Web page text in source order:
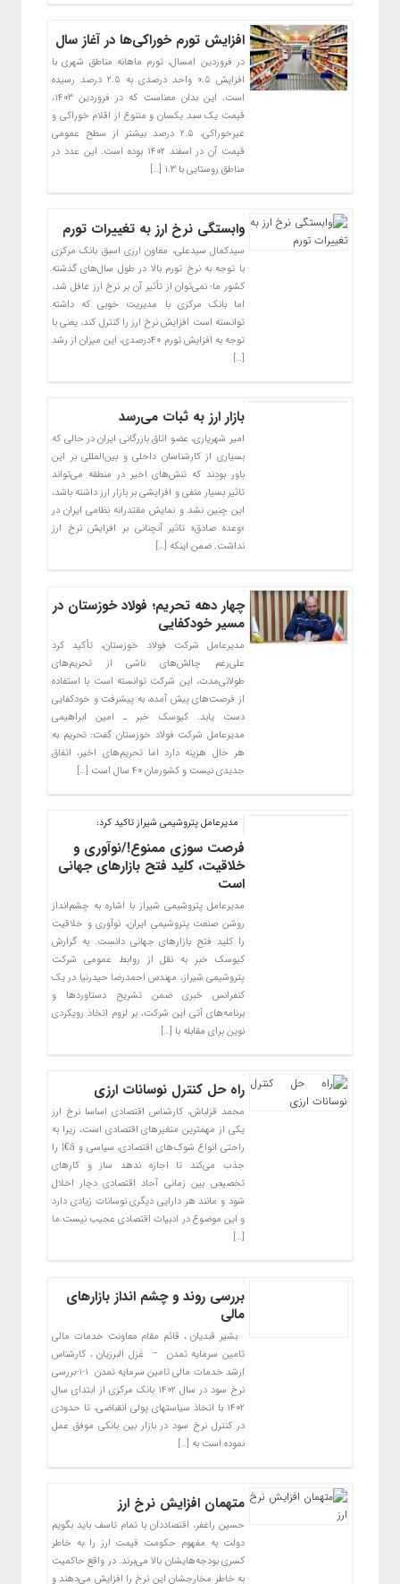
افزایش تورم خوراکی‌ها در آغاز سال
در فروردین امسال، تورم ماهانه مناطق شهری با
افزایش ۰.۵ واحد درصدی به ۲.۵ درصد رسیده
است. این بدان معناست که در فروردین ۱۴۰۳،
قیمت یک سبد یکسان و متنوع از اقلام خوراکی و
غیرخوراکی، ۲.۵ درصد بیشتر از سطح عمومی
قیمت آن در اسفند ۱۴۰۲ بوده است. این عدد در
مناطق روستایی با ۱.۳ […]
وابستگی نرخ ارز به تغییرات تورم
سیدکمال سیدعلی، معاون ارزی اسبق بانک ‌مرکزی
با توجه به نرخ تورم بالا در طول سال‌های گذشته
کشور ما؛ نمی‌توان از تأثیر آن بر نرخ ارز غافل شد،
اما بانک مرکزی با مدیریت خوبی که داشته
توانسته است افزایش نرخ ارز را کنترل کند، یعنی با
توجه به افزایش تورم ۴۰درصدی، این میزان از رشد
[…]
بازار ارز به ثبات می‌رسد
امیر شهریاری، عضو اتاق بازرگانی ایران در حالی که
بسیاری از کارشناسان داخلی و بین‌المللی بر این
باور بودند که تنش‌های اخیر در منطقه می‌تواند
تاثیر بسیار منفی و افزایشی بر بازار ارز داشته باشد،
این چنین نشد و نمایش مقتدرانه نظامی ایران در
«وعده صادق» تاثیر آنچنانی بر افزایش نرخ ارز
نداشت. ضمن اینکه […]
چهار دهه تحریم؛ فولاد خوزستان در
مسیر خودکفایی
مدیرعامل شرکت فولاد خوزستان، تأکید کرد
علی‌رغم چالش‌های ناشی از تحریم‌های
طولانی‌مدت، این شرکت توانسته است با استفاده
از فرصت‌های پیش آمده، به پیشرفت و خودکفایی
دست یابد. کیوسک خبر ـ امین ابراهیمی
مدیرعامل شرکت فولاد خوزستان گفت: تحریم به
هر حال هزینه دارد اما تحریم‌های اخیر، اتفاق
جدیدی نیست و کشورمان ۴۰ سال است […]
مدیرعامل پتروشیمی شیراز تاکید کرد:
فرصت سوزی ممنوع!/نوآوری و
خلاقیت، کلید فتح بازارهای جهانی
است
مدیرعامل پتروشیمی شیراز با اشاره به چشم‌انداز
روشن صنعت پتروشیمی ایران، نوآوری و خلاقیت
را کلید فتح بازارهای جهانی دانست. به گزارش
کیوسک خبر به نقل از روابط عمومی شرکت
پتروشیمی شیراز، مهندس احمدرضا حیدرنیا در یک
کنفرانس خبری ضمن تشریح دستاوردها و
برنامه‌های آتی این شرکت، بر لزوم اتخاذ رویکردی
نوین برای مقابله با […]
راه حل کنترل نوسانات ارزی
محمد قزلباش، کارشناس اقتصادی اساسا نرخ ارز
یکی از مهمترین متغیر‌های اقتصادی است، زیرا به
راحتی انواع شوک‌های اقتصادی، سیاسی و â€¦ را
جذب می‌کند تا اجازه ندهد ساز و کار‌های
تخصیص بین زمانی آحاد اقتصادی دچار اخلال
شود و مانند هر دارایی دیگری نوسانات زیادی دارد
و این موضوع در ادبیات اقتصادی عجیب نیست.ما
[…]
بررسی روند و چشم انداز بازارهای
مالی
بشیر قبدیان ، قائم مقام معاونت خدمات مالی
تامین سرمایه تمدن – غزل البرزیان ، کارشناس
ارشد خدمات مالی تامین سرمایه تمدن ۱-۱-بررسی
نرخ سود در سال ۱۴۰۲ بانک مرکزی از ابتدای سال
۱۴۰۲ با اتخاذ سیاست­های پولی انقباضی، تا حدودی
در کنترل نرخ سود در بازار بین بانکی موفق عمل
نموده است به […]
متهمان افزایش نرخ ارز
حسین راغفر، اقتصاددان با تمام تاسف باید بگویم
دولت به مفهوم حکومت قیمت ارز را به خاطر
کسری بودجه‌هایشان بالا می‌برند. در واقع حاکمیت
به خاطر مخارجشان این نرخ را افزایش می‌دهند و